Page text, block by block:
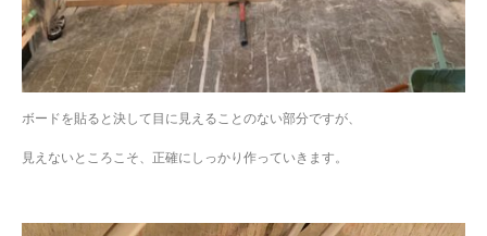
ボードを貼ると決して目に見えることのない部分ですが、
見えないところこそ、正確にしっかり作っていきます。